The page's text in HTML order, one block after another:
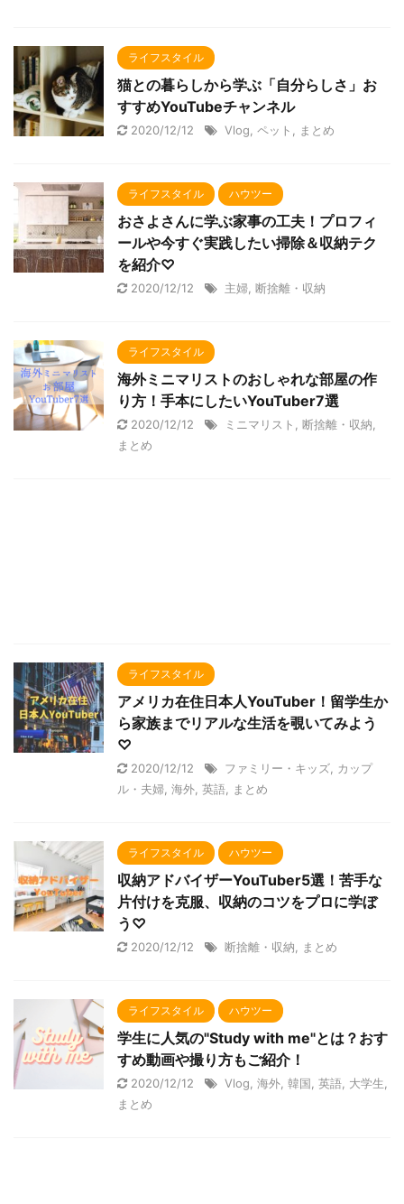
ライフスタイル
猫との暮らしから学ぶ「自分らしさ」お
すすめYouTubeチャンネル
2020/12/12 Vlog ペット まとめ
ライフスタイル ハウツー
おさよさんに学ぶ家事の工夫！プロフィ
ールや今すぐ実践したい掃除＆収納テク
を紹介♡
2020/12/12 主婦 断捨離・収納
ライフスタイル
海外ミニマリストのおしゃれな部屋の作
り方！手本にしたいYouTuber7選
2020/12/12 ミニマリスト 断捨離・収納
まとめ
ライフスタイル
アメリカ在住日本人YouTuber！留学生か
ら家族までリアルな生活を覗いてみよう
♡
2020/12/12 ファミリー・キッズ
カップ
ル・夫婦 海外 英語 まとめ
ライフスタイル ハウツー
収納アドバイザーYouTuber5選！苦手な
片付けを克服、収納のコツをプロに学ぼ
う♡
2020/12/12 断捨離・収納 まとめ
ライフスタイル ハウツー
学生に人気の"Study with me"とは？おす
すめ動画や撮り方もご紹介！
2020/12/12 Vlog 海外 韓国 英語 大学生
まとめ